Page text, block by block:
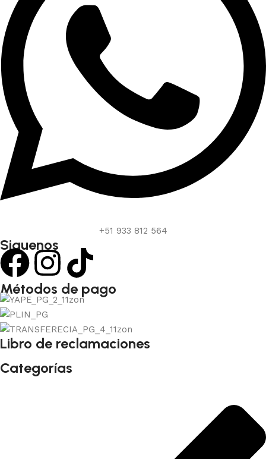
+51 933 812 564
Siguenos
Métodos de pago
Libro de reclamaciones
Categorías